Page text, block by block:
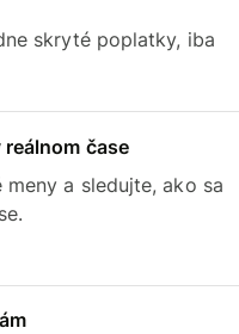
skryté poplatky, iba
čase
a sledujte, ako sa